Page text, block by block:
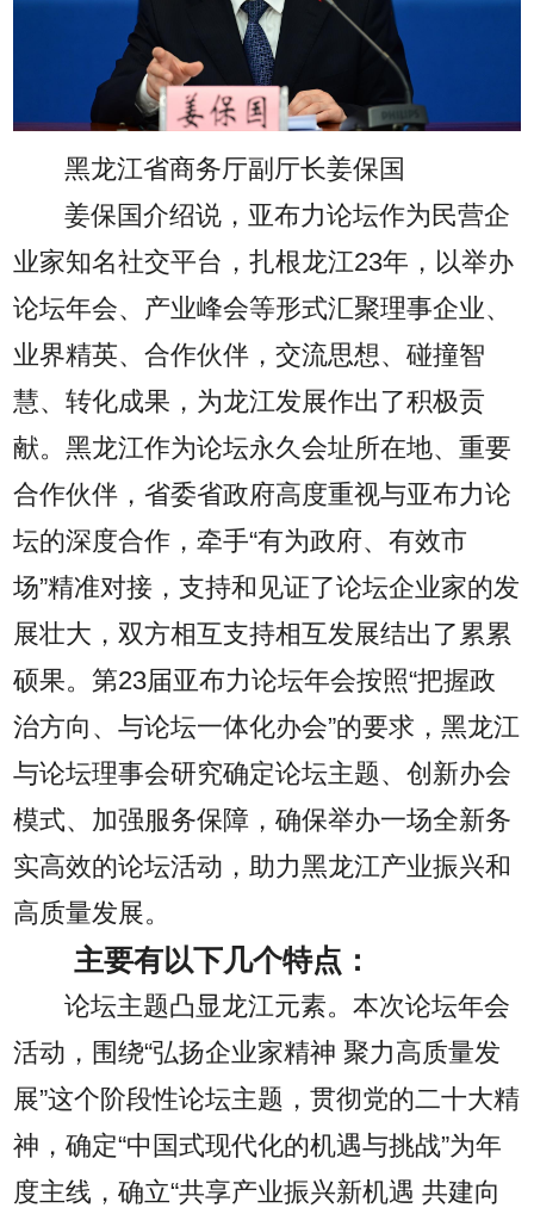
黑龙江省商务厅副厅长姜保国
姜保国介绍说，亚布力论坛作为民营企
业家知名社交平台，扎根龙江23年，以举办
论坛年会、产业峰会等形式汇聚理事企业、
业界精英、合作伙伴，交流思想、碰撞智
慧、转化成果，为龙江发展作出了积极贡
献。黑龙江作为论坛永久会址所在地、重要
合作伙伴，省委省政府高度重视与亚布力论
坛的深度合作，牵手“有为政府、有效市
场”精准对接，支持和见证了论坛企业家的发
展壮大，双方相互支持相互发展结出了累累
硕果。第23届亚布力论坛年会按照“把握政
治方向、与论坛一体化办会”的要求，黑龙江
与论坛理事会研究确定论坛主题、创新办会
模式、加强服务保障，确保举办一场全新务
实高效的论坛活动，助力黑龙江产业振兴和
高质量发展。
主要有以下几个特点：
论坛主题凸显龙江元素。本次论坛年会
活动，围绕“弘扬企业家精神 聚力高质量发
展”这个阶段性论坛主题，贯彻党的二十大精
神，确定“中国式现代化的机遇与挑战”为年
度主线，确立“共享产业振兴新机遇 共建向